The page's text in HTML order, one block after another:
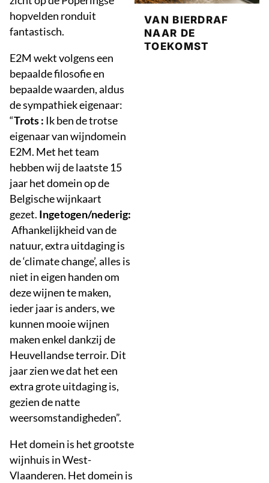
hopvelden ronduit
fantastisch.
E2M wekt volgens een
bepaalde filosofie en
bepaalde waarden, aldus
de sympathiek eigenaar:
“Trots : Ik ben de trotse
eigenaar van wijndomein
E2M. Met het team
hebben wij de laatste 15
jaar het domein op de
Belgische wijnkaart
gezet. Ingetogen/nederig:
Afhankelijkheid van de
natuur, extra uitdaging is
de ‘climate change’, alles is
niet in eigen handen om
deze wijnen te maken,
ieder jaar is anders, we
kunnen mooie wijnen
maken enkel dankzij de
Heuvellandse terroir. Dit
jaar zien we dat het een
extra grote uitdaging is,
gezien de natte
weersomstandigheden”.
Het domein is het grootste
wijnhuis in West-
Vlaanderen. Het domein is
VAN BIERDRAF
NAAR DE
TOEKOMST